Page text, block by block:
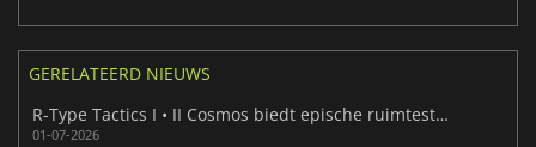
GERELATEERD NIEUWS
R-Type Tactics I • II Cosmos biedt epische ruimtestrategie
01-07-2026